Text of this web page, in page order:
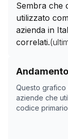
Sembra che
utilizzato
azienda in
correlati.
Questo grafico
aziende che
codice
Storico
09/04/2025
25/05/2025